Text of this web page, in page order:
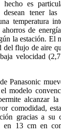
hecho es
desean tener
temperatura
de
la estación. El
del flujo de aire
velocidad
Panasonic
modelo
alcanzar la
comodidad,
gracias a su
en 13 cm en